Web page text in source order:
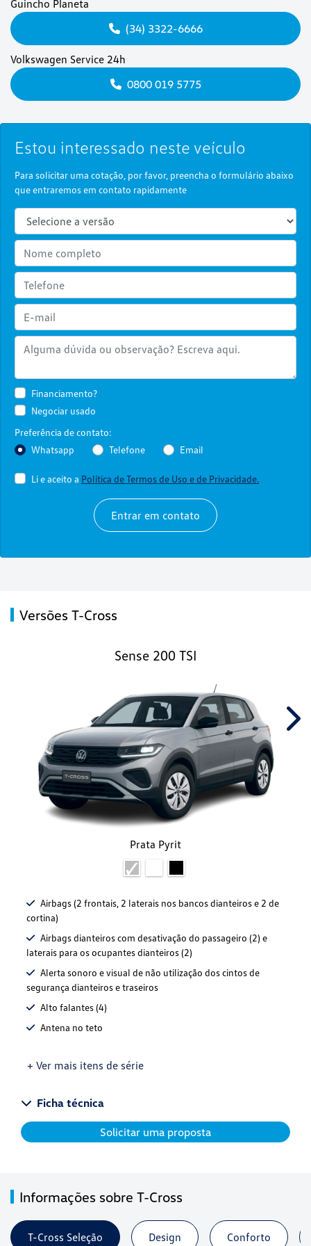
Estou interessado neste veículo
Para solicitar uma cotação, por favor, preencha o formulário abaixo
que entraremos em contato rapidamente
Financiamento?
Negociar usado
Preferência de contato:
Whatsapp
Telefone Email
Li e aceito a Política de Termos de Uso e de Privacidade.
Entrar em contato
Guincho Planeta
(34) 3322-6666
Volkswagen Service 24h
0800 019 5775
Versões T-Cross
Sense 200 TSI
Prata Pyrit
Airbags (2 frontais, 2 laterais nos bancos dianteiros e 2 de
cortina)
Airbags dianteiros com desativação do passageiro (2) e
laterais para os ocupantes dianteiros (2)
Alerta sonoro e visual de não utilização dos cintos de
segurança dianteiros e traseiros
Alto falantes (4)
Antena no teto
+ Ver mais itens de série
Ficha técnica
Solicitar uma proposta
Informações sobre T-Cross
T-Cross Seleção Design Conforto